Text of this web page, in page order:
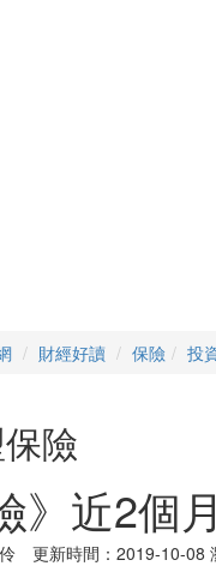
財經好讀 保險 投
險
》近2個
更新時間：2019-10-08